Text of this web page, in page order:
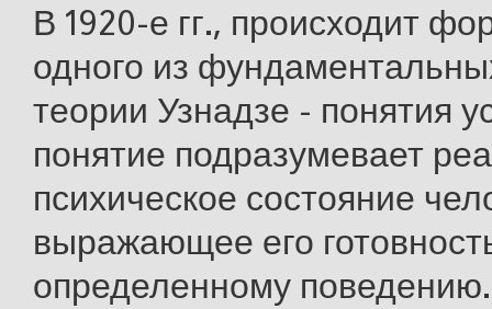
В 1920-е гг., происходит
одного из
теории Узнадзе - понятия
понятие подразумевает
психическое состояние
выражающее его
определенному поведению.